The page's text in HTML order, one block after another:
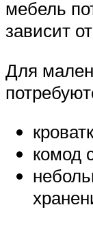
мебель
зависит
Для
комод